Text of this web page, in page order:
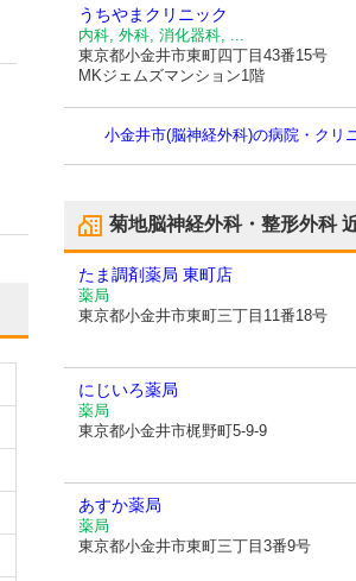
うちやまクリニック
内科, 外科, 消化器科, ...
東京都小金井市東町四丁目43番15号
MKジェムズマンション1階
小金井市(脳神経外科)の病院・クリ
菊地脳神経外科・整形外科
たま調剤薬局 東町店
薬局
東京都小金井市東町三丁目11番18号
にじいろ薬局
薬局
東京都小金井市梶野町5-9-9
あすか薬局
薬局
東京都小金井市東町三丁目3番9号